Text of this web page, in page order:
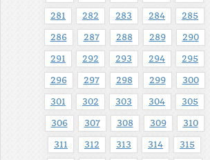
281 282 283 284 285
286 287 288 289 290
291 292 293 294 295
296 297 298 299 300
301 302 303 304 305
306 307 308 309 310
311 312 313 314 315